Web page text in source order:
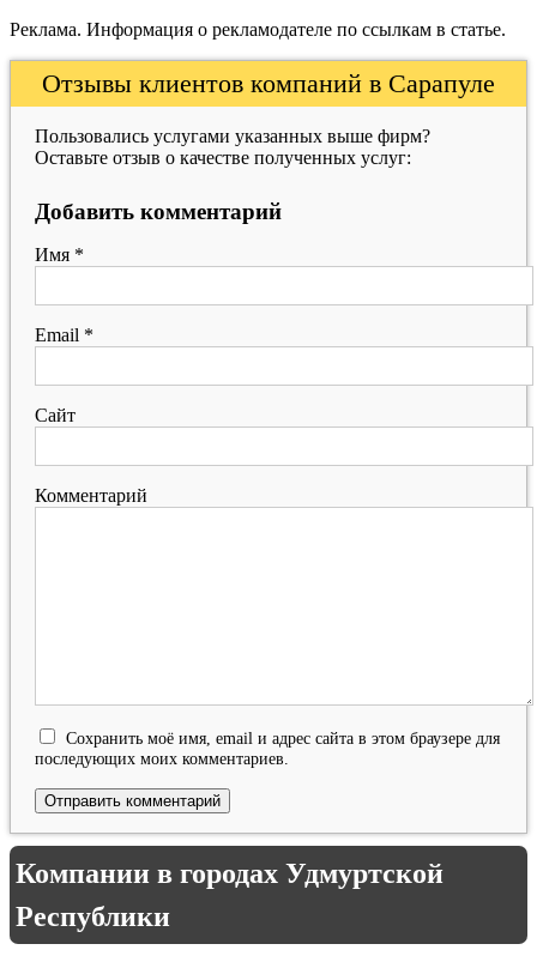
Реклама. Информация о рекламодателе по ссылкам в статье.
Отзывы клиентов компаний в Сарапуле
Пользовались услугами указанных выше фирм?
Оставьте отзыв о качестве полученных услуг:
Добавить комментарий
Имя *
Email *
Сайт
Комментарий
Сохранить моё имя, email и адрес сайта в этом браузере для
последующих моих комментариев.
Компании в городах Удмуртской
Республики